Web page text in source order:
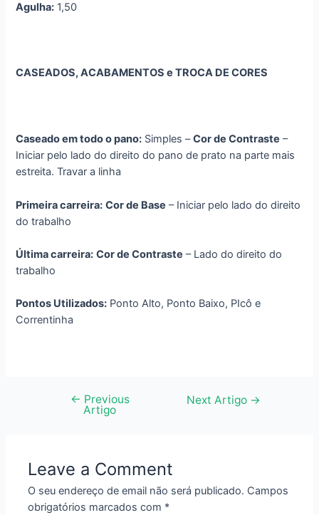
Agulha: 1,50
CASEADOS, ACABAMENTOS e TROCA DE CORES
Caseado em todo o pano: Simples –Cor de Contraste –
Iniciar pelo lado do direito do pano de prato na parte mais
estreita. Travar a linha
Primeira carreira: Cor de Base – Iniciar pelo lado do direito
do trabalho
Última carreira: Cor de Contraste – Lado do direito do
trabalho
Pontos Utilizados: Ponto Alto, Ponto Baixo, PIcô e
Correntinha
Navegação
← Previous
Artigo
Next Artigo →
Leave a Comment
O seu endereço de email não será publicado. Campos
obrigatórios marcados com *